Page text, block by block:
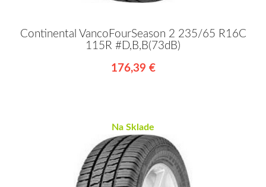
Continental VancoFourSeason 2 235/65 R16C
115R #D,B,B(73dB)
176,39 €
Na Sklade